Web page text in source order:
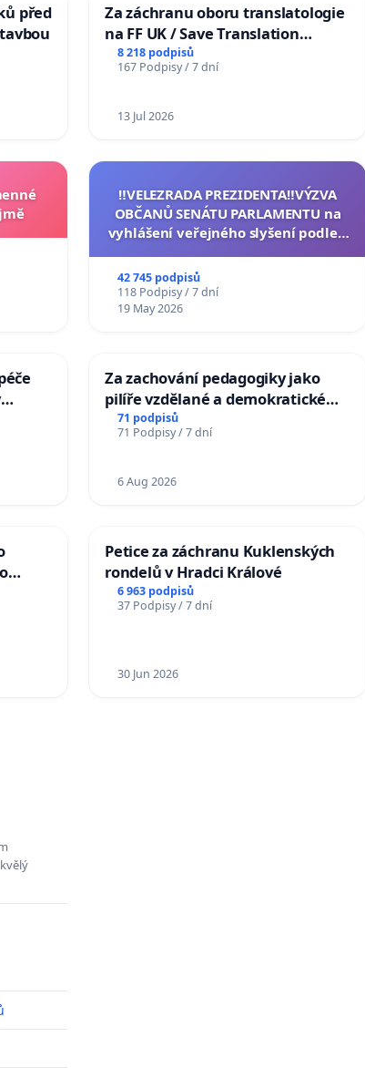
před
Za záchranu oboru translatologie
na FF UK / Save Translation
Studies at the Faculty of Arts,
Charles University
8 218 podpisů
167 Podpisy / 7 dní
13 Jul 2026
‼️VELEZRADA PREZIDENTA‼️VÝZVA
OBČANŮ SENÁTU PARLAMENTU na
vyhlášení veřejného slyšení podle §
na přijetí usnesení k podání ústavní
žaloby na prezidenta republiky
42 745 podpisů
118 Podpisy / 7 dní
19 May 2026
Za zachování pedagogiky jako
pilíře vzdělané a demokratické
společnosti
71 podpisů
71 Podpisy / 7 dní
6 Aug 2026
Petice za záchranu Kuklenských
rondelů v Hradci Králové
6 963 podpisů
37 Podpisy / 7 dní
30 Jun 2026